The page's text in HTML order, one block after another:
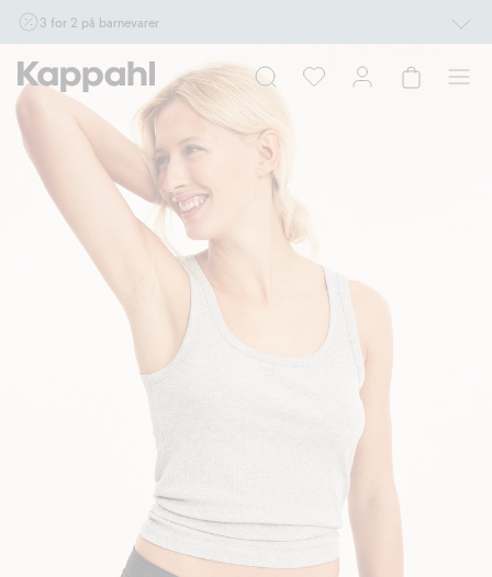
3 for 2 på barnevarer
17/8 i butikk & online for deg som er eller blir medlem. Kan ikke kombineres med
andre tilbud eller rabatter.
Handle nå